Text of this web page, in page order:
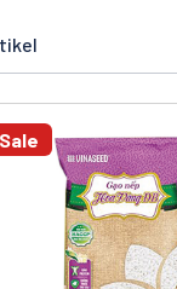
Sale